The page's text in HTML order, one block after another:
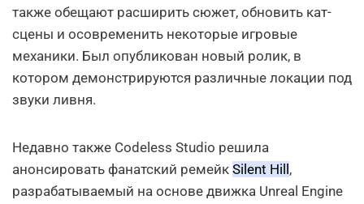
также обещают расширить сюжет, обновить кат-
сцены и осовременить некоторые игровые
механики. Был опубликован новый ролик, в
котором демонстрируются различные локации под
звуки ливня.
Недавно также Codeless Studio решила
анонсировать фанатский ремейк Silent Hill ,
разрабатываемый на основе движка Unreal Engine